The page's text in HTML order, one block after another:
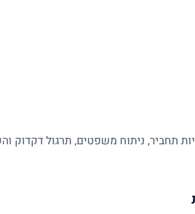
תחביר, ניתוח משפטים, תרגול דקדוק